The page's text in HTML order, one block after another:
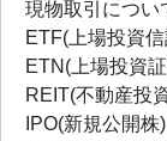
現物取引につい
ETF(上場投資
ETN(上場投資
REIT(不動産投
IPO(新規公開